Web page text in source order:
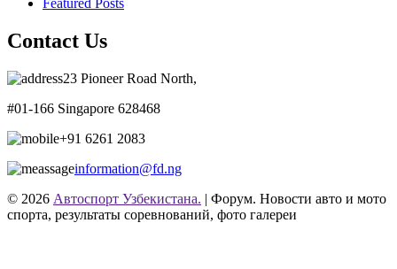
Contact Us
23 Pioneer Road North,
#01-166 Singapore 628468
+91 6261 2083
information@fd.ng
© 2026 Автоспорт Узбекистана. | Форум. Новости авто и мото
спорта, результаты соревнований, фото галереи